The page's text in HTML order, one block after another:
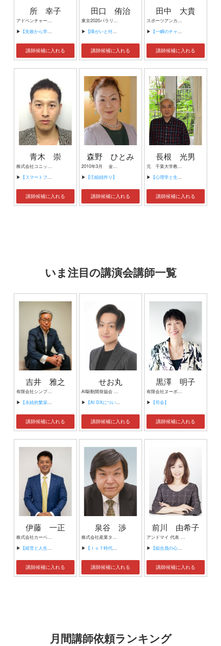
所 幸子
アドベンチャーレーサー
▶ 【失敗から学ぶチームワークとマインドセット】
講師候補に入れる
田口 侑治
東京2020パラリンピック競技大会 ゴールボール男子 日本代表選手
▶ 【障がいと付き合いチャレンジする】
講師候補に入れる
田中 大貴
スポーツアンカー、スポーツジャーナリスト、元フジテレビアナウンサー
▶ 【一瞬のチャンスを掴むコミュニケーション術】
講師候補に入れる
青木 崇
株式会社コニット 代表取締役
▶ 【スマートフォンアプリ制作ノウハウ公開】
講師候補に入れる
森野 ひとみ
2010年3月 金沢大学大学院 博士後期課程修了（自然科学・学術博士） 2010年4月 株式会社片山商店 副主任研究員 2003-2017年 高等学校常勤講師 2016年4月-2017年3月 シスメックス株式会社 子宮頚がん領域血液・試薬チーム 研究補助員 現在 ・神戸女子大学 客員研究員 ・同志社女子大学 講師 ・大阪教育大学 講師 ・和歌山県教育委員会 被服学 講師 ・森野工業株式会社 役員 ・NPO法人関西子宮頸がん予防 研究会 理事長
▶ 【①組紐作り】
講師候補に入れる
長根 光男
元 千葉大学教育学部教授 前 埼玉医科大学非常勤講師
▶ 【心理学と生理学の知見を生かし、自然環境を大切にした健康的ライフスタイルの提案】
講師候補に入れる
いま注目の講演会講師一覧
吉井 雅之
有限会社シンプルタスク 代表取締役 習慣形成コンサルタント
▶ 【永続的繁栄の組織づくり】
講師候補に入れる
せお丸
AI駆動開発協会 代表理事 サイバーフリークス株式会社 代表取締役
▶ 【AI DXについて】
講師候補に入れる
黒澤 明子
有限会社ヌーボヌール代表取締役
▶ 【司会】
講師候補に入れる
伊藤 一正
株式会社カーベル代表取締役社長 プロレスラーカーベル伊藤
▶ 【経営と人生がHappyになる3つのキーワード】
講師候補に入れる
泉谷 渉
株式会社産業タイムズ社 代表取締役会長 半導体産業新聞 特別編集委員
▶ 【ＩｏＴ時代にニッポンの製造業が一気に抜け出す！！ ～世界トップシェアのセンサーとロボットで戦え！】
講師候補に入れる
前川 由希子
アンドマイ 代表 組織活性化コンサルタント
▶ 【組合員の心をぐっと掴むコミュニケーション術～組合員が「あなたが言うなら」と動き出す３ステップ～】
講師候補に入れる
月間講師依頼ランキング